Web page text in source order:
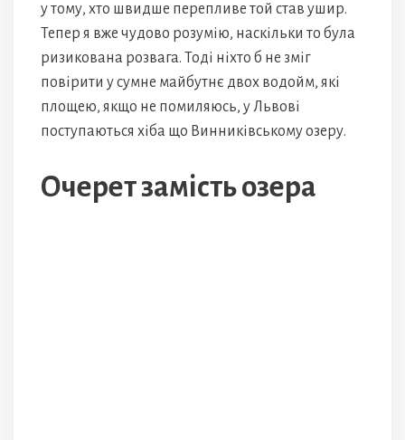
у тому, хто швидше перепливе той став ушир.
Тепер я вже чудово розумію, наскільки то була
ризикована розвага. Тоді ніхто б не зміг
повірити у сумне майбутнє двох водойм, які
площею, якщо не помиляюсь, у Львові
поступаються хіба що Винниківському озеру.
Очерет замість озера